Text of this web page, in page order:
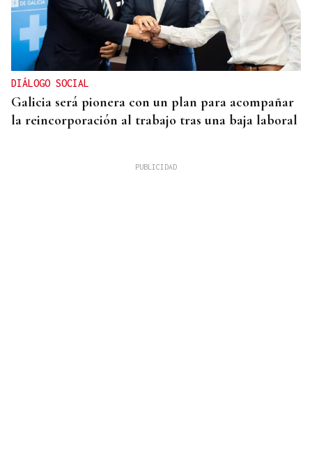
DIÁLOGO SOCIAL
Galicia será pionera con un plan para acompañar
la reincorporación al trabajo tras una baja laboral